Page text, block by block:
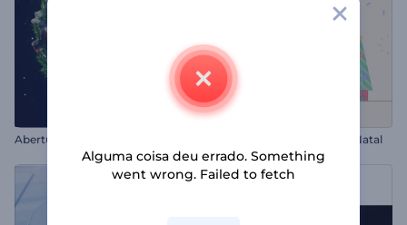
Abertura de Guirlanda de Natal Cartão Comemorativo de Natal
Alguma coisa deu errado. Something
went wrong. Failed to fetch